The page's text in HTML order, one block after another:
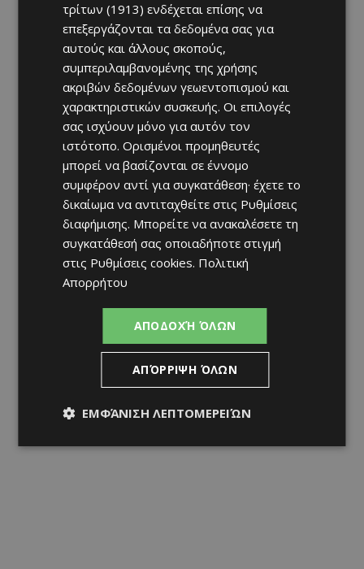
τρίτων (1913) ενδέχεται επίσης να
επεξεργάζονται τα δεδομένα σας για
αυτούς και άλλους σκοπούς,
συμπεριλαμβανομένης της χρήσης
ακριβών δεδομένων γεωεντοπισμού και
χαρακτηριστικών συσκευής. Οι επιλογές
σας ισχύουν μόνο για αυτόν τον
ιστότοπο. Ορισμένοι προμηθευτές
μπορεί να βασίζονται σε έννομο
συμφέρον αντί για συγκατάθεση· έχετε το
δικαίωμα να αντιταχθείτε στις Ρυθμίσεις
διαφήμισης. Μπορείτε να ανακαλέσετε τη
συγκατάθεσή σας οποιαδήποτε στιγμή
στις Ρυθμίσεις cookies. Πολιτική
Απορρήτου
ΑΠΟΔΟΧΉ ΌΛΩΝ
ΑΠΌΡΡΙΨΗ ΌΛΩΝ
ΕΜΦΆΝΙΣΗ ΛΕΠΤΟΜΕΡΕΙΏΝ